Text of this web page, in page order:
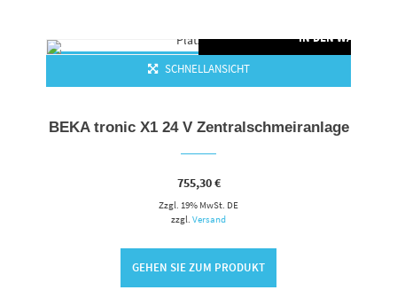
IN DEN
SCHNELLANSICHT
BEKA tronic X1 24 V Zentralschmeiranlage
755,30€
Zzgl. 19% MwSt. DE
zzgl.Versand
GEHEN SIE ZUM PRODUKT